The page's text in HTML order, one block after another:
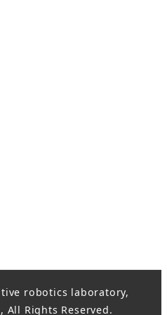
robotics laboratory,
All Rights Reserved.